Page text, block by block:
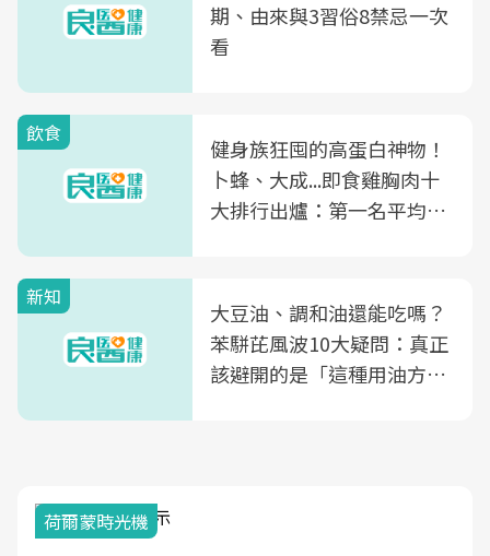
期、由來與3習俗8禁忌一次
看
飲食
健身族狂囤的高蛋白神物！
卜蜂、大成...即食雞胸肉十
大排行出爐：第一名平均一
新知
大豆油、調和油還能吃嗎？
苯駢芘風波10大疑問：真正
該避開的是「這種用油方
荷爾蒙時光機